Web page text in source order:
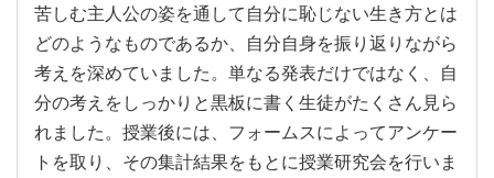
苦しむ主人公の姿を通して自分に恥じない生き方とは
どのようなものであるか、自分自身を振り返りながら
考えを深めていました。単なる発表だけではなく、自
分の考えをしっかりと黒板に書く生徒がたくさん見ら
れました。授業後には、フォームスによってアンケー
トを取り、その集計結果をもとに授業研究会を行いま